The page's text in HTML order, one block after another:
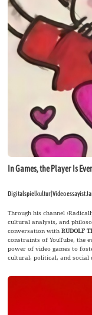
In Games, the Player Is
Digitalspielkultur | Video essayist
Through his channel
cultural analysis, and
conversation withRUDOLF
constraints of YouTube, the
power of video games to
cultural, political, and social